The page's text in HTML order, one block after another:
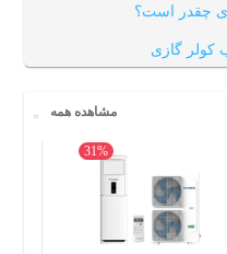
چقدر است؟
کولر گازی
مشاهده همه
31%